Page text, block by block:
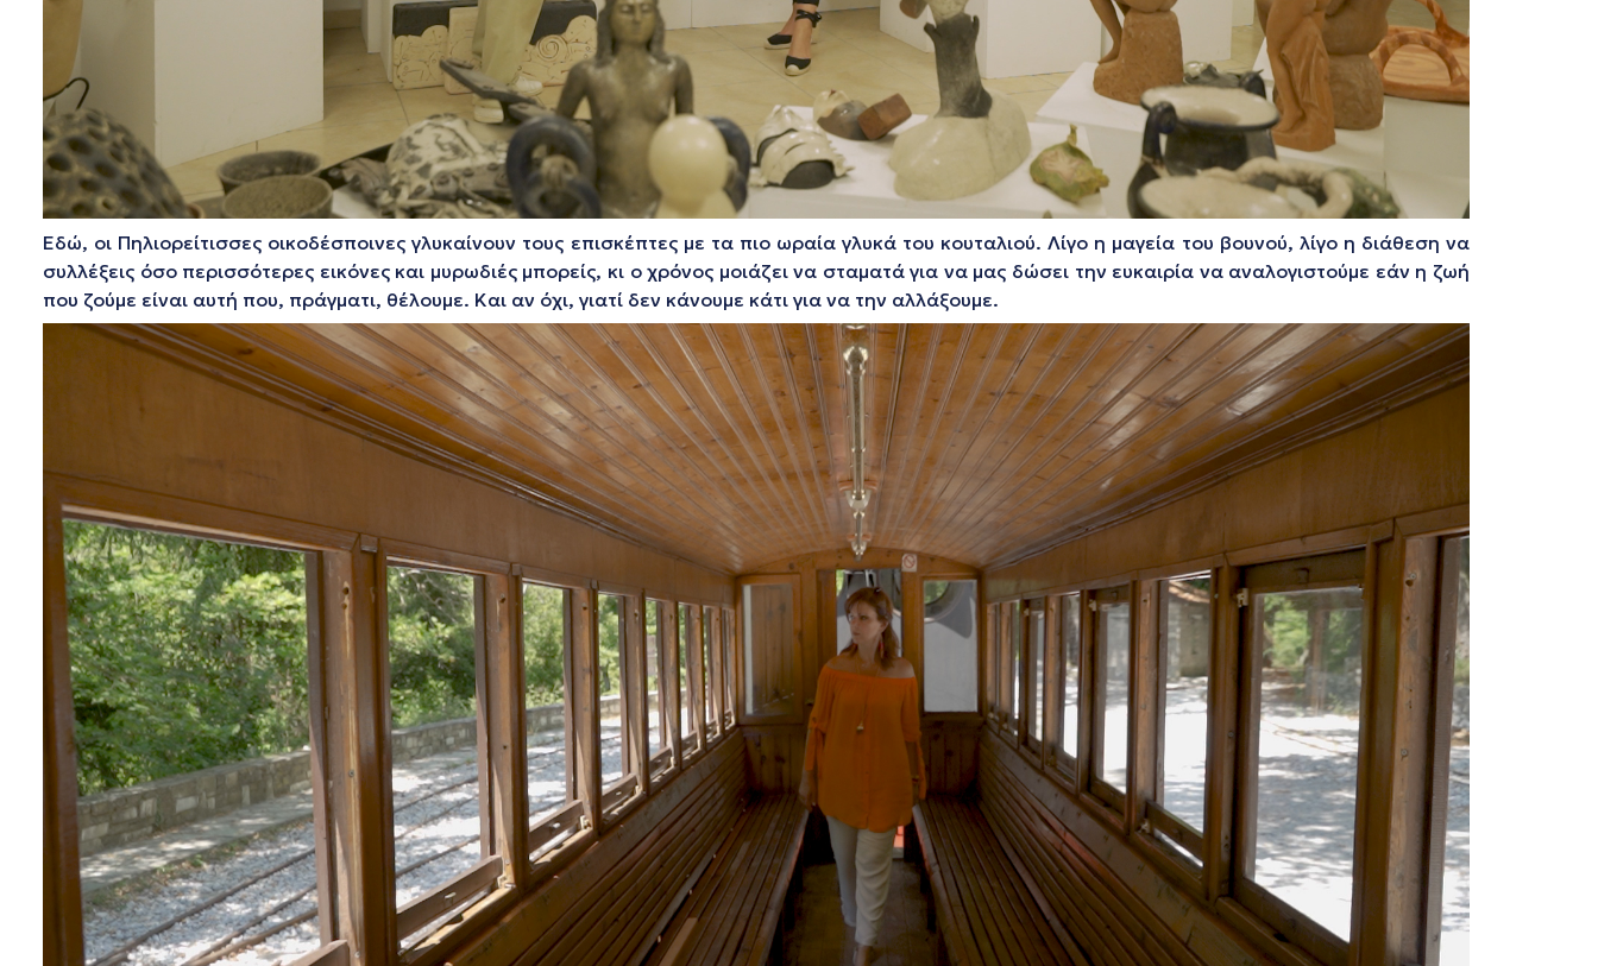
Εδώ, οι Πηλιορείτισσες οικοδέσποινες γλυκαίνουν τους επισκέπτες με τα πιο ωραία γλυκά του κουταλιού. Λίγο η μαγεία του βουνού, λίγο η διάθεση να
συλλέξεις όσo περισσότερες εικόνες και μυρωδιές μπορείς, κι ο χρόνος μοιάζει να σταματά για να μας δώσει την ευκαιρία να αναλογιστούμε εάν η ζωή
που ζούμε είναι αυτή που, πράγματι, θέλουμε. Και αν όχι, γιατί δεν κάνουμε κάτι για να την αλλάξουμε.